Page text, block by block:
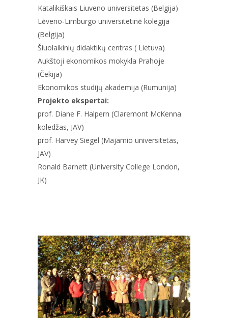
Katalikiškais Liuveno universitetas (Belgija)
Lėveno-Limburgo universitetinė kolegija
(Belgija)
Šiuolaikinių didaktikų centras ( Lietuva)
Aukštoji ekonomikos mokykla Prahoje
(Čekija)
Ekonomikos studijų akademija (Rumunija)
Projekto ekspertai:
prof. Diane F. Halpern (Claremont McKenna
koledžas, JAV)
prof. Harvey Siegel (Majamio universitetas,
JAV)
Ronald Barnett (University College London,
JK)